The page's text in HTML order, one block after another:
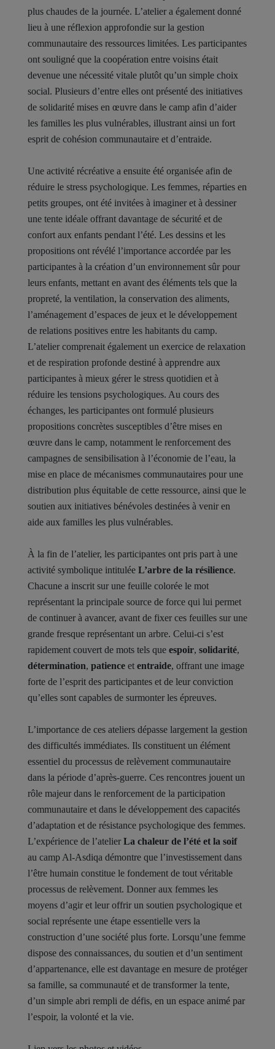
plus chaudes de la journée. L’atelier a également donné
lieu à une réflexion approfondie sur la gestion
communautaire des ressources limitées. Les participantes
ont souligné que la coopération entre voisins était
devenue une nécessité vitale plutôt qu’un simple choix
social. Plusieurs d’entre elles ont présenté des initiatives
de solidarité mises en œuvre dans le camp afin d’aider
les familles les plus vulnérables, illustrant ainsi un fort
esprit de cohésion communautaire et d’entraide.
Une activité récréative a ensuite été organisée afin de
réduire le stress psychologique. Les femmes, réparties en
petits groupes, ont été invitées à imaginer et à dessiner
une tente idéale offrant davantage de sécurité et de
confort aux enfants pendant l’été. Les dessins et les
propositions ont révélé l’importance accordée par les
participantes à la création d’un environnement sûr pour
leurs enfants, mettant en avant des éléments tels que la
propreté, la ventilation, la conservation des aliments,
l’aménagement d’espaces de jeux et le développement
de relations positives entre les habitants du camp.
L’atelier comprenait également un exercice de relaxation
et de respiration profonde destiné à apprendre aux
participantes à mieux gérer le stress quotidien et à
réduire les tensions psychologiques. Au cours des
échanges, les participantes ont formulé plusieurs
propositions concrètes susceptibles d’être mises en
œuvre dans le camp, notamment le renforcement des
campagnes de sensibilisation à l’économie de l’eau, la
mise en place de mécanismes communautaires pour une
distribution plus équitable de cette ressource, ainsi que le
soutien aux initiatives bénévoles destinées à venir en
aide aux familles les plus vulnérables.
À la fin de l’atelier, les participantes ont pris part à une
activité symbolique intitulée L’arbre de la résilience.
Chacune a inscrit sur une feuille colorée le mot
représentant la principale source de force qui lui permet
de continuer à avancer, avant de fixer ces feuilles sur une
grande fresque représentant un arbre. Celui-ci s’est
rapidement couvert de mots tels que espoir, solidarité,
détermination, patience et entraide, offrant une image
forte de l’esprit des participantes et de leur conviction
qu’elles sont capables de surmonter les épreuves.
L’importance de ces ateliers dépasse largement la gestion
des difficultés immédiates. Ils constituent un élément
essentiel du processus de relèvement communautaire
dans la période d’après-guerre. Ces rencontres jouent un
rôle majeur dans le renforcement de la participation
communautaire et dans le développement des capacités
d’adaptation et de résistance psychologique des femmes.
L’expérience de l’atelier La chaleur de l’été et la soif
au camp Al-Asdiqa démontre que l’investissement dans
l’être humain constitue le fondement de tout véritable
processus de relèvement. Donner aux femmes les
moyens d’agir et leur offrir un soutien psychologique et
social représente une étape essentielle vers la
construction d’une société plus forte. Lorsqu’une femme
dispose des connaissances, du soutien et d’un sentiment
d’appartenance, elle est davantage en mesure de protéger
sa famille, sa communauté et de transformer la tente,
d’un simple abri rempli de défis, en un espace animé par
l’espoir, la volonté et la vie.